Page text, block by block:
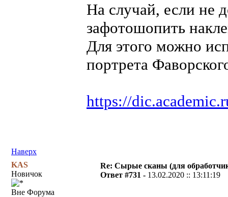
На случай, если не
зафотошопить
Для этого можно
портрета
https://
Наверх
KAS
Новичок
Вне Форума
Re: Сырые сканы (для
Ответ #731 - 13.02.2020 :: 13:11:19